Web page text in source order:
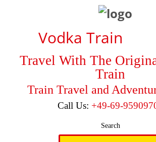
Vodka Train
Travel With The
Train
Train Travel and
Call Us: +49-69-
Search
Search